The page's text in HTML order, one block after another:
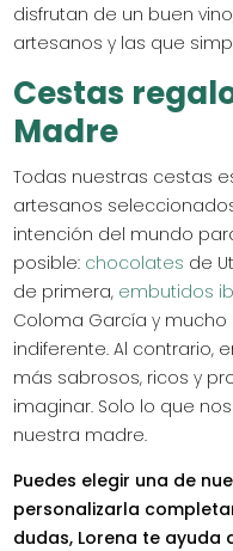
disfrutan de un buen
artesanos y las que
Cestas
Madre
Todas nuestras cestas
artesanos
intención del mundo
posible: chocolates de
de primera, embutidos
Coloma García y
indiferente. Al contrario,
más sabrosos, ricos y
imaginar. Solo lo que
nuestra madre.
Puedes elegir una de
personalizarla
dudas, Lorena te ayuda